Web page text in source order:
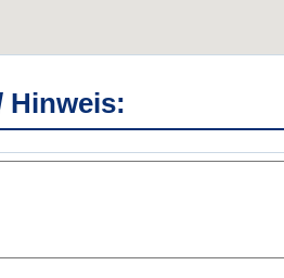
Hinweis: